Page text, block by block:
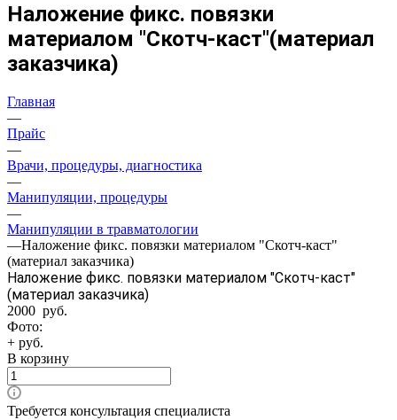
Наложение фикс. повязки
материалом "Скотч-каст"(материал
заказчика)
Главная
—
Прайс
—
Врачи, процедуры, диагностика
—
Манипуляции, процедуры
—
Манипуляции в травматологии
—Наложение фикс. повязки материалом "Скотч-каст"
(материал заказчика)
Наложение фикс. повязки материалом "Скотч-каст"
(материал заказчика)
2000 руб.
Фото:
+ руб.
В корзину
Требуется консультация специалиста